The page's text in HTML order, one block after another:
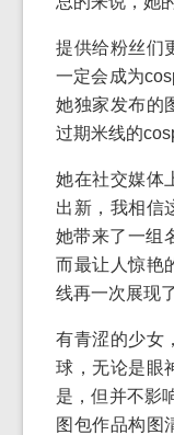
提供给粉丝们
一定会成为
她独家发布的
过期米线的
她在社交媒体
出新，我相信
她带来了一组
而最让人惊艳
线再一次展现
有青涩的少女
球，无论是眼
是，但并不影
图包作品构图